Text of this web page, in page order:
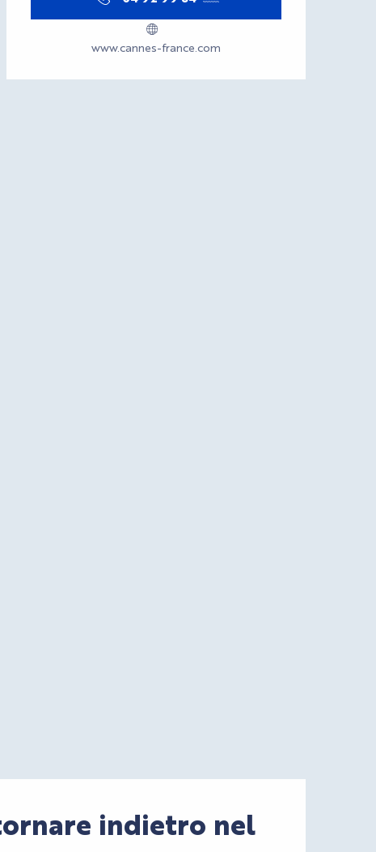
www.cannes-france.com
indietro nel